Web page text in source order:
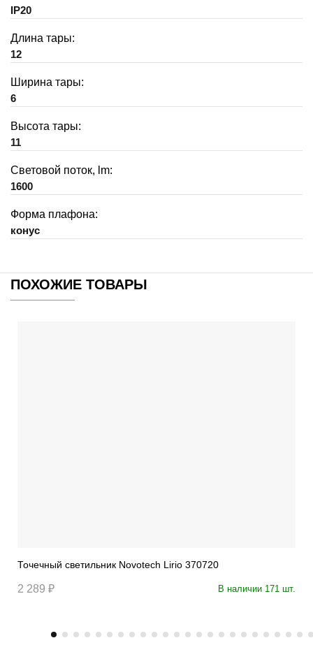
IP20
Длина тары:
12
Ширина тары:
6
Высота тары:
11
Световой поток, lm:
1600
Форма плафона:
конус
ПОХОЖИЕ ТОВАРЫ
Точечный светильник Novotech Lirio 370720
2 289 ₽ В наличии 171 шт.